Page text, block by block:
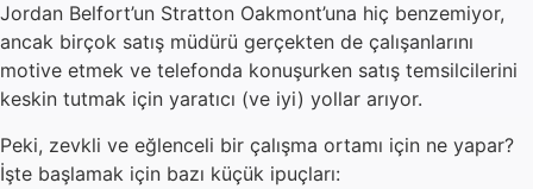
Jordan Belfort’un Stratton Oakmont’una hiç benzemiyor,
ancak birçok satış müdürü gerçekten de çalışanlarını
motive etmek ve telefonda konuşurken satış temsilcilerini
keskin tutmak için yaratıcı (ve iyi) yollar arıyor.
Peki, zevkli ve eğlenceli bir çalışma ortamı için ne yapar?
İşte başlamak için bazı küçük ipuçları: